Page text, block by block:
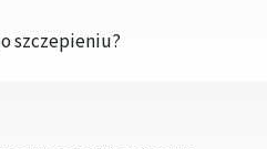
szczepieniu?